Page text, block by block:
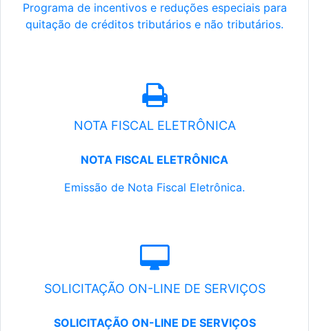
Programa de incentivos e reduções especiais para
quitação de créditos tributários e não tributários.
NOTA FISCAL ELETRÔNICA
NOTA FISCAL ELETRÔNICA
Emissão de Nota Fiscal Eletrônica.
SOLICITAÇÃO ON-LINE DE SERVIÇOS
SOLICITAÇÃO ON-LINE DE SERVIÇOS